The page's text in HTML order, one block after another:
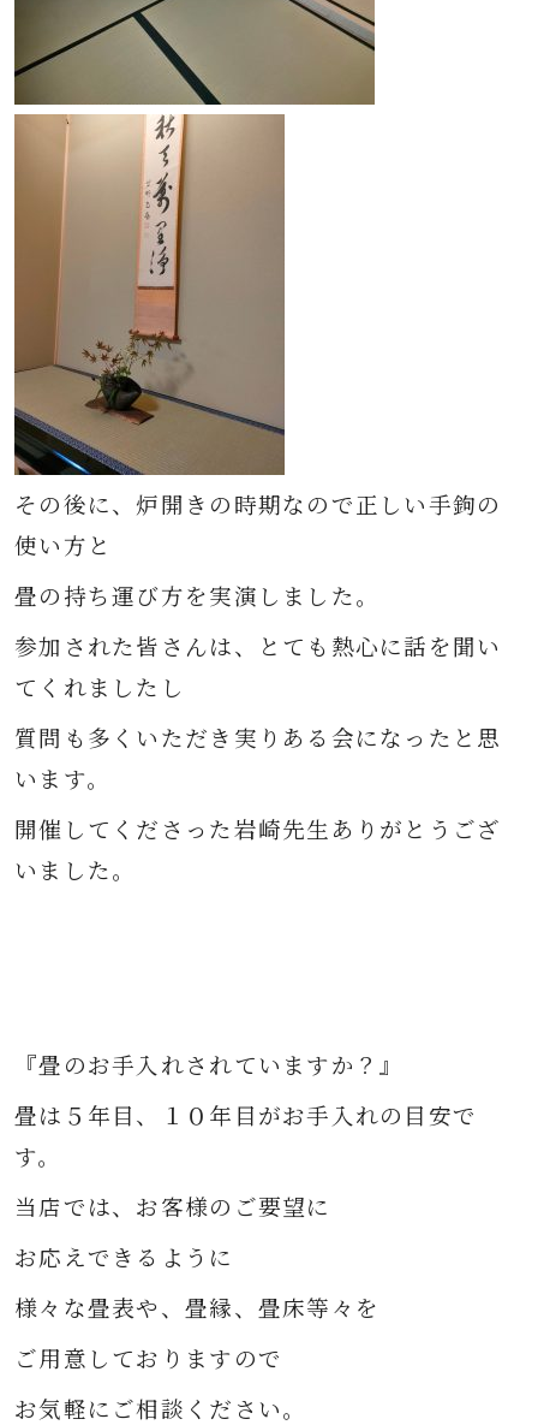
その後に、炉開きの時期なので正しい手鉤の
使い方と
畳の持ち運び方を実演しました。
参加された皆さんは、とても熱心に話を聞い
てくれましたし
質問も多くいただき実りある会になったと思
います。
開催してくださった岩崎先生ありがとうござ
いました。
『畳のお手入れされていますか？』
畳は５年目、１０年目がお手入れの目安で
す。
当店では、お客様のご要望に
お応えできるように
様々な畳表や、畳縁、畳床等々を
ご用意しておりますので
お気軽にご相談ください。